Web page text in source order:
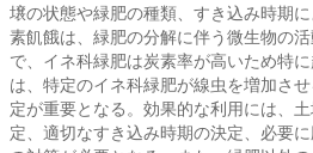
壌の状態や緑肥の種類、すき込み時期
素飢餓は、緑肥の分解に伴う微生物の
で、イネ科緑肥は炭素率が高いため特
は、特定のイネ科緑肥が線虫を増加さ
定が重要となる。効果的な利用には、
定、適切なすき込み時期の決定、必要